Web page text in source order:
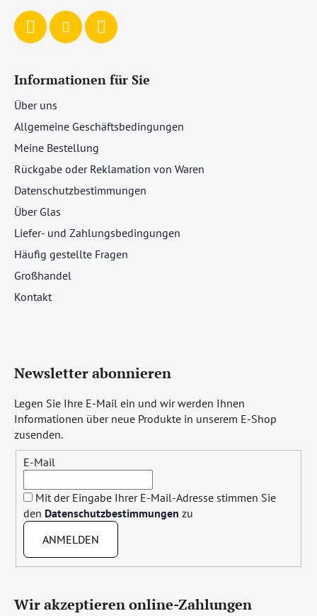
Informationen für Sie
Über uns
Allgemeine Geschäftsbedingungen
Meine Bestellung
Rückgabe oder Reklamation von Waren
Datenschutzbestimmungen
Über Glas
Liefer- und Zahlungsbedingungen
Häufig gestellte Fragen
Großhandel
Kontakt
Newsletter abonnieren
Legen Sie Ihre E-Mail ein und wir werden Ihnen
Informationen über neue Produkte in unserem E-Shop
zusenden.
E-Mail
Mit der Eingabe Ihrer E-Mail-Adresse stimmen Sie
den Datenschutzbestimmungen zu
ANMELDEN
Wir akzeptieren online-Zahlungen